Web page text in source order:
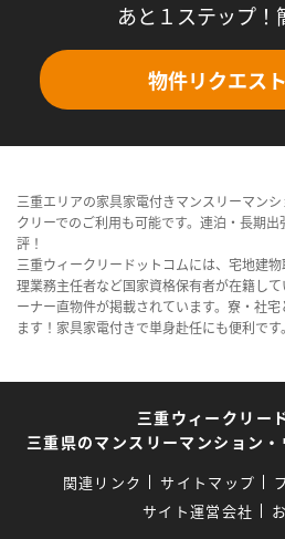
あと１ステップ！
物件リクエス
三重エリアの家具家電付きマンスリーマン
クリーでのご利用も可能です。連泊・長期
評！
三重ウィークリードットコムには、宅地建
理業務主任者など国家資格保有者が在籍し
ーナー直物件が掲載されています。寮・社
ます！家具家電付きで単身赴任にも便利です。
三重ウィークリー
三重県のマンスリーマンション
関連リンク サイトマップ
サイト運営会社